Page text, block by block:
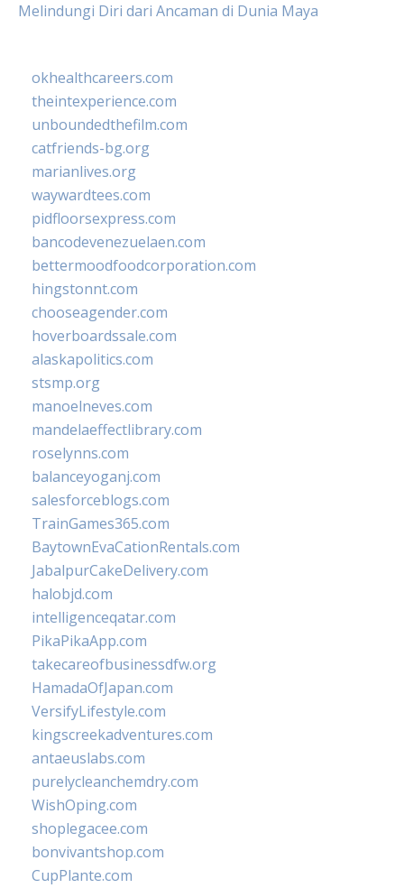
Melindungi Diri dari Ancaman di Dunia Maya
okhealthcareers.com
theintexperience.com
unboundedthefilm.com
catfriends-bg.org
marianlives.org
waywardtees.com
pidfloorsexpress.com
bancodevenezuelaen.com
bettermoodfoodcorporation.com
hingstonnt.com
chooseagender.com
hoverboardssale.com
alaskapolitics.com
stsmp.org
manoelneves.com
mandelaeffectlibrary.com
roselynns.com
balanceyoganj.com
salesforceblogs.com
TrainGames365.com
BaytownEvaCationRentals.com
JabalpurCakeDelivery.com
halobjd.com
intelligenceqatar.com
PikaPikaApp.com
takecareofbusinessdfw.org
HamadaOfJapan.com
VersifyLifestyle.com
kingscreekadventures.com
antaeuslabs.com
purelycleanchemdry.com
WishOping.com
shoplegacee.com
bonvivantshop.com
CupPlante.com